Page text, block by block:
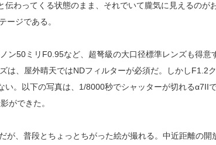
わってくる状態のまま、それでいて朧気に見えるのが
ージである。
ン50ミリF0.95など、超弩級の大口径標準レンズも得意
は、屋外晴天ではNDフィルターが必須だ。しかしF1.2
。以下の写真は、1/8000秒でシャッターが切れるα7II
ができた。
、普段とちょっとちがった絵が撮れる。中近距離の開